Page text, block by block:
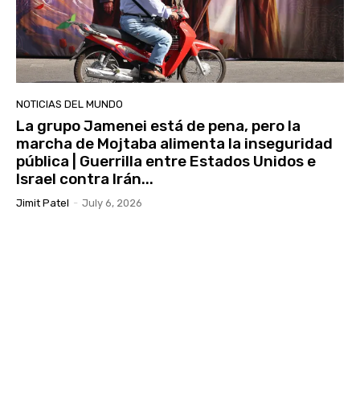
NOTICIAS DEL MUNDO
La grupo Jamenei está de pena, pero la
marcha de Mojtaba alimenta la inseguridad
pública | Guerrilla entre Estados Unidos e
Israel contra Irán...
Jimit Patel - July 6, 2026